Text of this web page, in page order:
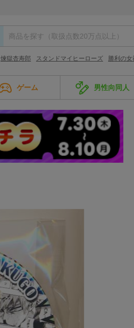
煉獄杏寿郎 スタンドマイヒーローズ 勝利の
ゲーム 男性向同人